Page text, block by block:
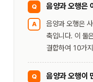
Q 음양과 오행은
A
음양과 오행은
축입니다. 이 둘
결합하여 10가
Q
음양과 오행이